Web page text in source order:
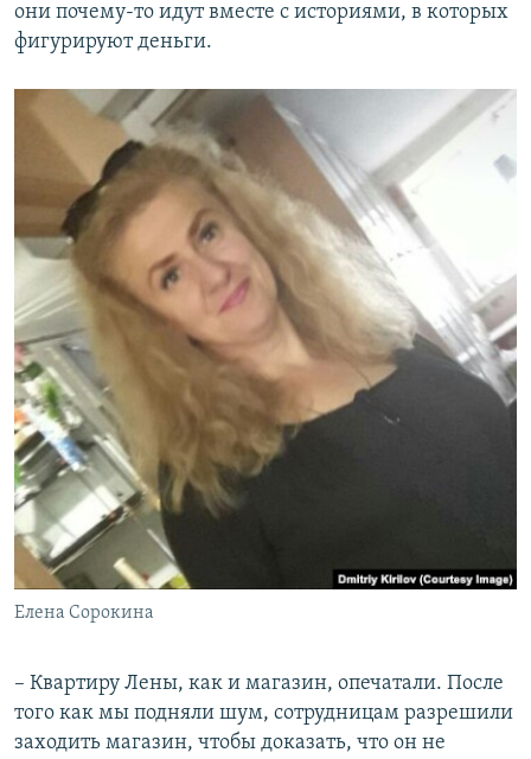
они почему-то идут вместе с историями, в которых
фигурируют деньги.
Елена Сорокина
– Квартиру Лены, как и магазин, опечатали. После
того как мы подняли шум, сотрудницам разрешили
заходить магазин, чтобы доказать, что он не